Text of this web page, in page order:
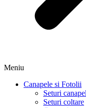
Meniu
Canapele si Fotolii
Seturi
Seturi coltare